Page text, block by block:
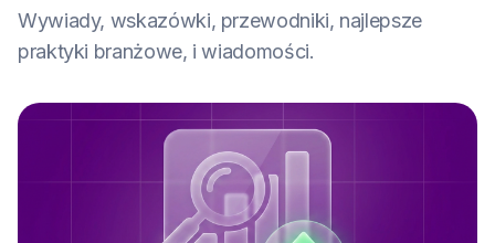
Wywiady, wskazówki, przewodniki, najlepsze
praktyki branżowe, i wiadomości.